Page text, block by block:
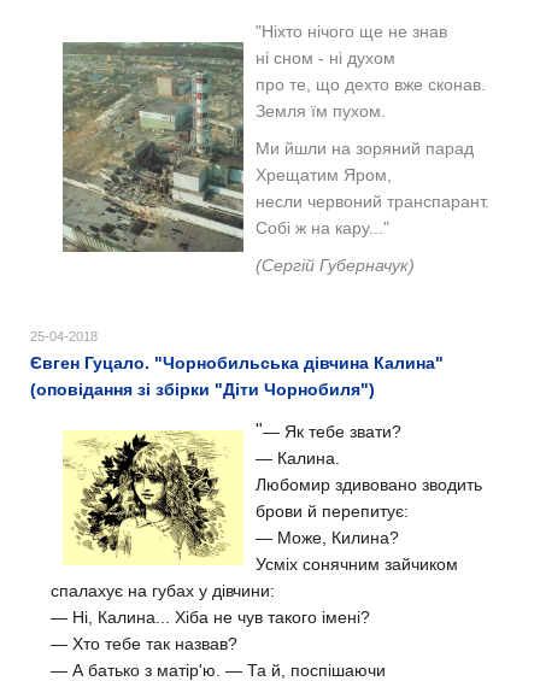
"Ніхто нічого ще не знав
ні сном - ні духом
про те, що дехто вже сконав.
Земля їм пухом.
Ми йшли на зоряний парад
Хрещатим Яром,
несли червоний транспарант.
Собі ж на кару..."
(Сергій Губерначук)
25-04-2018
Євген Гуцало. "Чорнобильська дівчина Калина"
(оповідання зі збірки "Діти Чорнобиля")
"— Як тебе звати?
— Калина.
Любомир здивовано зводить
брови й перепитує:
— Може, Килина?
Усміх сонячним зайчиком
спалахує на губах у дівчини:
— Ні, Калина... Хіба не чув такого імені?
— Хто тебе так назвав?
— А батько з матір'ю. — Та й, поспішаючи